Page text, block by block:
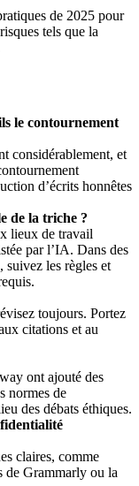
de 2025 pour
tels que la
le contournement
considérablement, et
d’écrits honnêtes
de la triche ?
lieux de travail
par l’IA. Dans des
suivez les règles et
toujours. Portez
citations et au
ont ajouté des
normes de
des débats éthiques.
claires, comme
de Grammarly ou la